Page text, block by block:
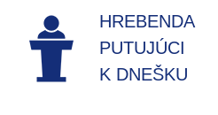
HREBENDA
PUTUJÚCI
K DNEŠKU